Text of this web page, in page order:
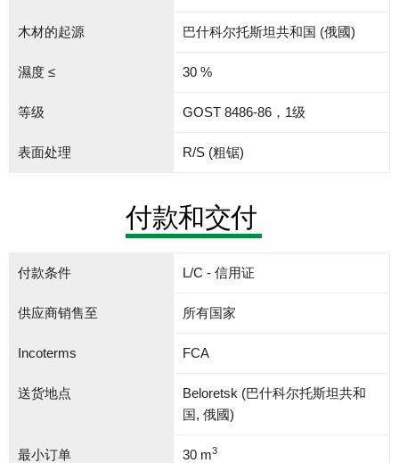
木材的起源 巴什科尔托斯坦共和国 (俄國)
濕度 ≤ 30 %
等级 GOST 8486-86，1级
表面处理 R/S (粗锯)
付款和交付
付款条件 L/C - 信用证
Incoterms FCA
最小订单 30 m3
供应商销售至 所有国家
送货地点
Beloretsk (巴什科尔托斯坦共和
国, 俄國)